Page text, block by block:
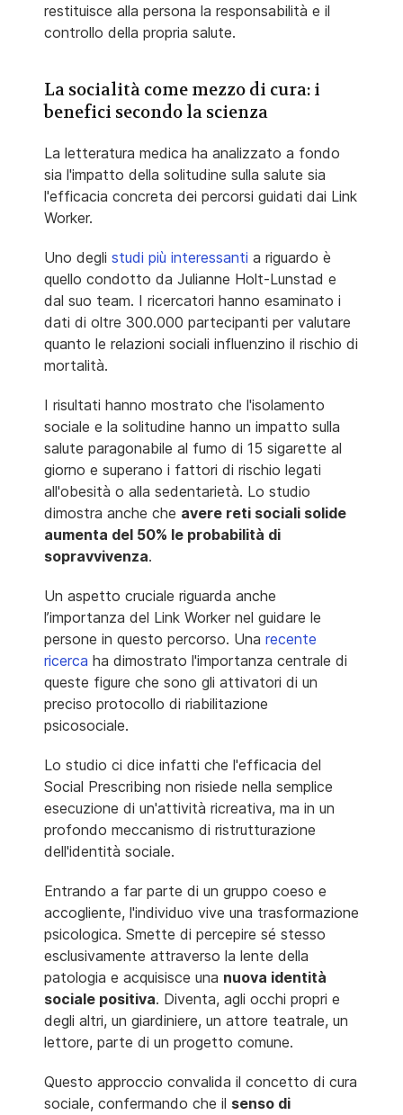
restituisce alla persona la responsabilità e il
controllo della propria salute.
La socialità come mezzo di cura: i
benefici secondo la scienza
La letteratura medica ha analizzato a fondo
sia l'impatto della solitudine sulla salute sia
l'efficacia concreta dei percorsi guidati dai Link
Worker.
Uno degli studi più interessanti a riguardo è
quello condotto da Julianne Holt-Lunstad e
dal suo team. I ricercatori hanno esaminato i
dati di oltre 300.000 partecipanti per valutare
quanto le relazioni sociali influenzino il rischio di
mortalità.
I risultati hanno mostrato che l'isolamento
sociale e la solitudine hanno un impatto sulla
salute paragonabile al fumo di 15 sigarette al
giorno e superano i fattori di rischio legati
all'obesità o alla sedentarietà. Lo studio
dimostra anche che avere reti sociali solide
aumenta del 50% le probabilità di
sopravvivenza.
Un aspetto cruciale riguarda anche
l’importanza del Link Worker nel guidare le
persone in questo percorso. Una recente
ricerca ha dimostrato l'importanza centrale di
queste figure che sono gli attivatori di un
preciso protocollo di riabilitazione
psicosociale.
Lo studio ci dice infatti che l'efficacia del
Social Prescribing non risiede nella semplice
esecuzione di un'attività ricreativa, ma in un
profondo meccanismo di ristrutturazione
dell'identità sociale.
Entrando a far parte di un gruppo coeso e
accogliente, l'individuo vive una trasformazione
psicologica. Smette di percepire sé stesso
esclusivamente attraverso la lente della
patologia e acquisisce una nuova identità
sociale positiva. Diventa, agli occhi propri e
degli altri, un giardiniere, un attore teatrale, un
lettore, parte di un progetto comune.
Questo approccio convalida il concetto di cura
sociale, confermando che il senso di